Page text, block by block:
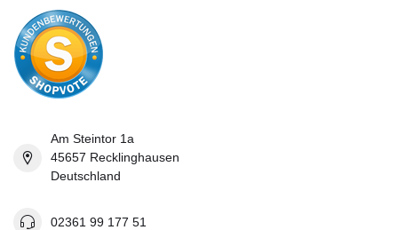
Am Steintor 1a
45657 Recklinghausen
Deutschland
02361 99 177 51